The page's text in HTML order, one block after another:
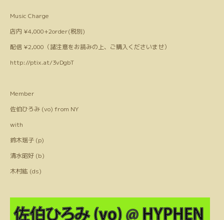
Music Charge
店内 ¥4,000+2order(税別)
配信 ¥2,000（諸注意をお読みの上、ご購入くださいませ）
http://ptix.at/3vDgbT
Member
佐伯ひろみ (vo) from NY
with
鈴木瑶子 (p)
清水昭好 (b)
木村紘 (ds)